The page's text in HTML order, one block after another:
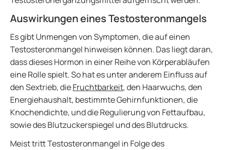
Auswirkungen eines Testosteronmangels
Es gibt Unmengen von Symptomen, die auf einen
Testosteronmangel hinweisen können. Das liegt daran,
dass dieses Hormon in einer Reihe von Körperabläufen
eine Rolle spielt. So hat es unter anderem Einfluss auf
den Sextrieb, dieFruchtbarkeit, den Haarwuchs, den
Energiehaushalt, bestimmte Gehirnfunktionen, die
Knochendichte, und die Regulierung von Fettaufbau,
sowie des Blutzuckerspiegel und des Blutdrucks.
Meist tritt Testosteronmangel in Folge des